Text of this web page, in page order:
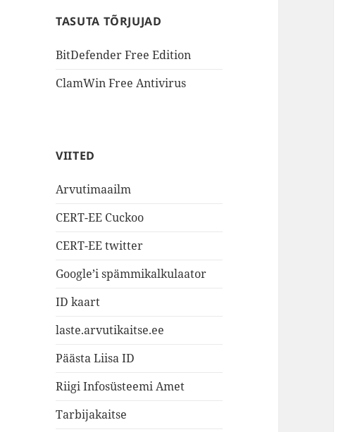
TASUTA TÕRJUJAD
BitDefender Free Edition
ClamWin Free Antivirus
VIITED
Arvutimaailm
CERT-EE Cuckoo
CERT-EE twitter
Google’i spämmikalkulaator
ID kaart
laste.arvutikaitse.ee
Päästa Liisa ID
Riigi Infosüsteemi Amet
Tarbijakaitse